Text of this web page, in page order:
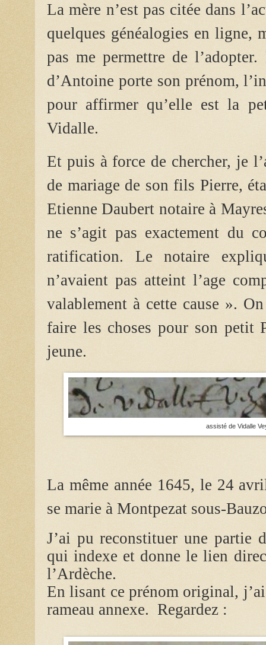
La mère n’est pas citée dans
quelques généalogies en ligne,
pas me permettre de
d’Antoine porte son prénom,
pour affirmer qu’elle est la
Vidalle.
Et puis à force de chercher, je
de mariage de son fils Pierre,
Etienne Daubert notaire à
ne s’agit pas exactement du
ratification. Le notaire
n’avaient pas atteint l’age
valablement à cette cause ».
faire les choses pour son petit
jeune.
assisté de Vidalle
La même année 1645, le 24
se marie à Montpezat sous-
J’ai pu reconstituer une
qui indexe et donne le lien
l’Ardèche.
En lisant ce prénom original,
rameau annexe. Regardez :